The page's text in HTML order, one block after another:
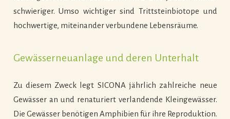
schwieriger. Umso wichtiger sind Trittsteinbiotope und
hochwertige, miteinander verbundene Lebensräume.
Gewässerneuanlage und deren Unterhalt
Zu diesem Zweck legt SICONA jährlich zahlreiche neue
Gewässer an und renaturiert verlandende Kleingewässer.
Die Gewässer benötigen Amphibien für ihre Reproduktion.